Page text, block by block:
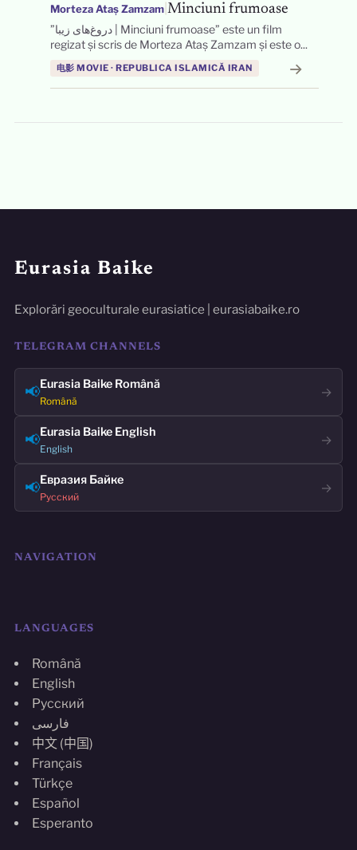
→
Morteza Ataș Zamzam| Minciuni frumoase
”دروغ‌های زیبا | Minciuni frumoase” este un film
regizat și scris de Morteza Ataș Zamzam și este o...
电影 MOVIE · REPUBLICA ISLAMICĂ IRAN →
Eurasia Baike
Explorări geoculturale eurasiatice | eurasiabaike.ro
TELEGRAM CHANNELS
📢Eurasia Baike Română
Română
→
📢Eurasia Baike English
English
→
📢Евразия Байке
Русский
→
NAVIGATION
LANGUAGES
Română
English
Русский
فارسی
中文 (中国)
Français
Türkçe
Español
Esperanto